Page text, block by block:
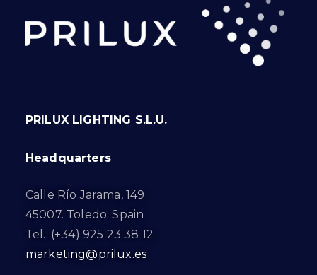
PRILUX LIGHTING S.L.U.
Headquarters
Calle Río Jarama, 149
45007. Toledo. Spain
Tel.: (+34) 925 23 38 12
marketing@prilux.es